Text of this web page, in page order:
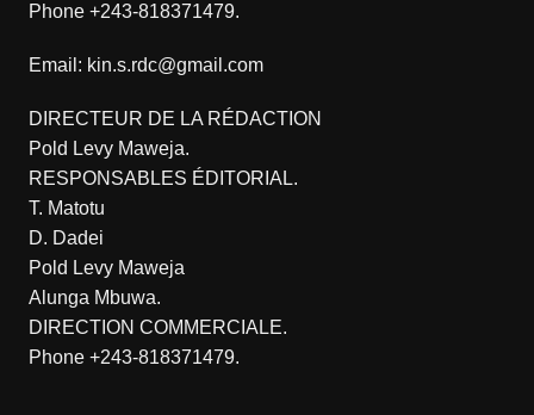
Phone +243-818371479.
Email: kin.s.rdc@gmail.com
DIRECTEUR DE LA RÉDACTION
Pold Levy Maweja.
RESPONSABLES ÉDITORIAL.
T. Matotu
D. Dadei
Pold Levy Maweja
Alunga Mbuwa.
DIRECTION COMMERCIALE.
Phone +243-818371479.